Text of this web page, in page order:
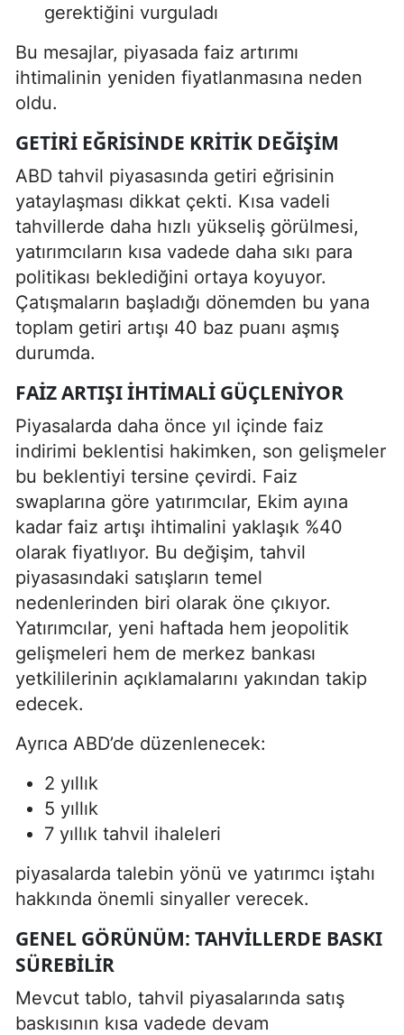
gerektiğini vurguladı
Bu mesajlar, piyasada faiz artırımı
ihtimalinin yeniden fiyatlanmasına neden
oldu.
GETIRI EĞRISINDE KRITIK DEĞIŞIM
ABD tahvil piyasasında getiri eğrisinin
yataylaşması dikkat çekti. Kısa vadeli
tahvillerde daha hızlı yükseliş görülmesi,
yatırımcıların kısa vadede daha sıkı para
politikası beklediğini ortaya koyuyor.
Çatışmaların başladığı dönemden bu yana
toplam getiri artışı 40 baz puanı aşmış
durumda.
FAIZ ARTIŞI İHTIMALI GÜÇLENIYOR
Piyasalarda daha önce yıl içinde faiz
indirimi beklentisi hakimken, son gelişmeler
bu beklentiyi tersine çevirdi. Faiz
swaplarına göre yatırımcılar, Ekim ayına
kadar faiz artışı ihtimalini yaklaşık %40
olarak fiyatlıyor. Bu değişim, tahvil
piyasasındaki satışların temel
nedenlerinden biri olarak öne çıkıyor.
Yatırımcılar, yeni haftada hem jeopolitik
gelişmeleri hem de merkez bankası
yetkililerinin açıklamalarını yakından takip
edecek.
Ayrıca ABD’de düzenlenecek:
2 yıllık
5 yıllık
7 yıllık tahvil ihaleleri
piyasalarda talebin yönü ve yatırımcı iştahı
hakkında önemli sinyaller verecek.
GENEL GÖRÜNÜM: TAHVILLERDE BASKI
SÜREBILIR
Mevcut tablo, tahvil piyasalarında satış
baskısının kısa vadede devam